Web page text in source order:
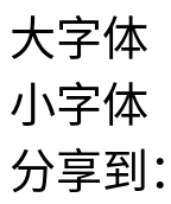
大字体
小字体
分享到：